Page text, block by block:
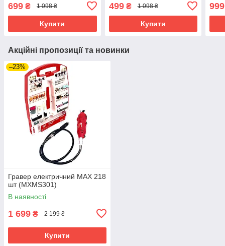
699 ₴ 1 098 ₴
Купити
499₴ 1 098 ₴
Купити
999
Акційні пропозиції та новинки
–23%
Гравер електричний MAX 218
шт (MXMS301)
В наявності
1 699 ₴ 2 199 ₴
Купити